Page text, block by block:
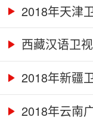
2018年天津
西藏汉语卫
2018年新疆
2018年云南